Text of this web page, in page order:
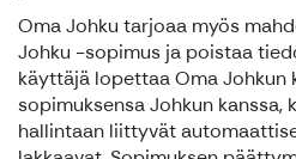
Oma Johku tarjoaa myös
Johku -sopimus ja poistaa
käyttäjä lopettaa Oma Johkun
sopimuksensa Johkun kanssa,
hallintaan liittyvät